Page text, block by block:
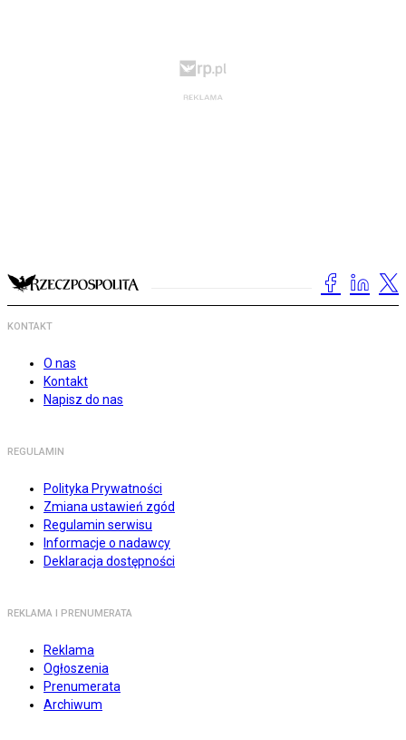
KONTAKT
O nas
Kontakt
Napisz do nas
REGULAMIN
Polityka Prywatności
Zmiana ustawień zgód
Regulamin serwisu
Informacje o nadawcy
Deklaracja dostępności
REKLAMA I PRENUMERATA
Reklama
Ogłoszenia
Prenumerata
Archiwum